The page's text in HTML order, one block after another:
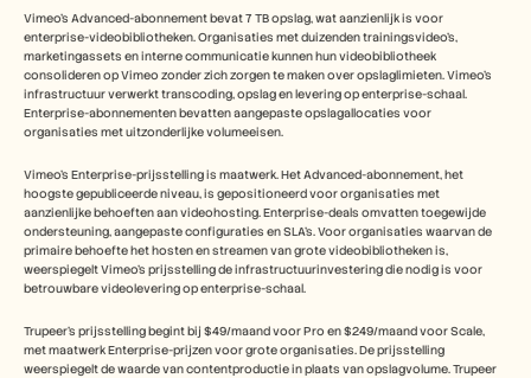
Vimeo's Advanced-abonnement bevat 7 TB opslag, wat aanzienlijk is voor
enterprise-videobibliotheken. Organisaties met duizenden trainingsvideo's,
marketingassets en interne communicatie kunnen hun videobibliotheek
consolideren op Vimeo zonder zich zorgen te maken over opslaglimieten. Vimeo's
infrastructuur verwerkt transcoding, opslag en levering op enterprise-schaal.
Enterprise-abonnementen bevatten aangepaste opslagallocaties voor
organisaties met uitzonderlijke volumeeisen.
Vimeo's Enterprise-prijsstelling is maatwerk. Het Advanced-abonnement, het
hoogste gepubliceerde niveau, is gepositioneerd voor organisaties met
aanzienlijke behoeften aan videohosting. Enterprise-deals omvatten toegewijde
ondersteuning, aangepaste configuraties en SLA's. Voor organisaties waarvan de
primaire behoefte het hosten en streamen van grote videobibliotheken is,
weerspiegelt Vimeo's prijsstelling de infrastructuurinvestering die nodig is voor
betrouwbare videolevering op enterprise-schaal.
Trupeer's prijsstelling begint bij $49/maand voor Pro en $249/maand voor Scale,
met maatwerk Enterprise-prijzen voor grote organisaties. De prijsstelling
weerspiegelt de waarde van contentproductie in plaats van opslagvolume. Trupeer